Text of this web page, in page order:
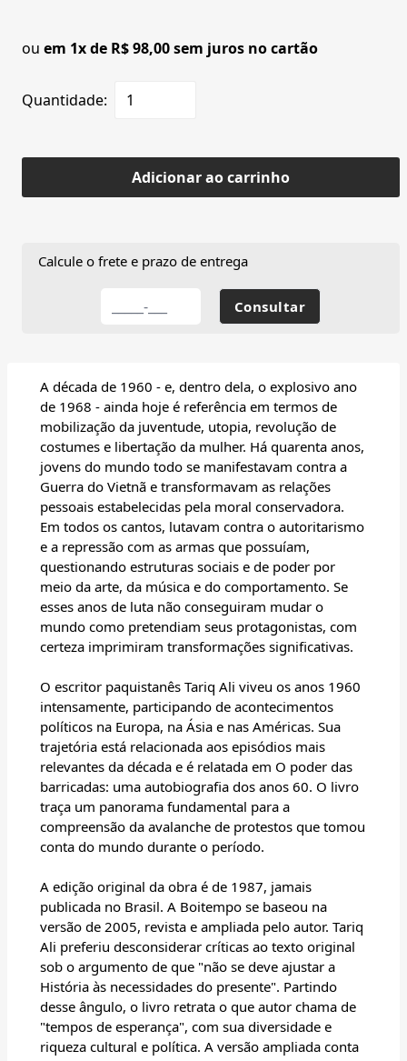
ou em 1x de R$ 98,00 sem juros no cartão
Quantidade:
Adicionar ao carrinho
Calcule o frete e prazo de entrega
A década de 1960 - e, dentro dela, o explosivo ano
de 1968 - ainda hoje é referência em termos de
mobilização da juventude, utopia, revolução de
costumes e libertação da mulher. Há quarenta anos,
jovens do mundo todo se manifestavam contra a
Guerra do Vietnã e transformavam as relações
pessoais estabelecidas pela moral conservadora.
Em todos os cantos, lutavam contra o autoritarismo
e a repressão com as armas que possuíam,
questionando estruturas sociais e de poder por
meio da arte, da música e do comportamento. Se
esses anos de luta não conseguiram mudar o
mundo como pretendiam seus protagonistas, com
certeza imprimiram transformações significativas.
O escritor paquistanês Tariq Ali viveu os anos 1960
intensamente, participando de acontecimentos
políticos na Europa, na Ásia e nas Américas. Sua
trajetória está relacionada aos episódios mais
relevantes da década e é relatada em O poder das
barricadas: uma autobiografia dos anos 60. O livro
traça um panorama fundamental para a
compreensão da avalanche de protestos que tomou
conta do mundo durante o período.
A edição original da obra é de 1987, jamais
publicada no Brasil. A Boitempo se baseou na
versão de 2005, revista e ampliada pelo autor. Tariq
Ali preferiu desconsiderar críticas ao texto original
sob o argumento de que "não se deve ajustar a
História às necessidades do presente". Partindo
desse ângulo, o livro retrata o que autor chama de
"tempos de esperança", com sua diversidade e
riqueza cultural e política. A versão ampliada conta